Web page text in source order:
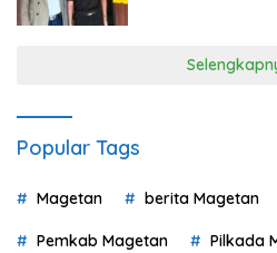
Popular Tags
Magetan berita Magetan
Pemkab Magetan Pilkada